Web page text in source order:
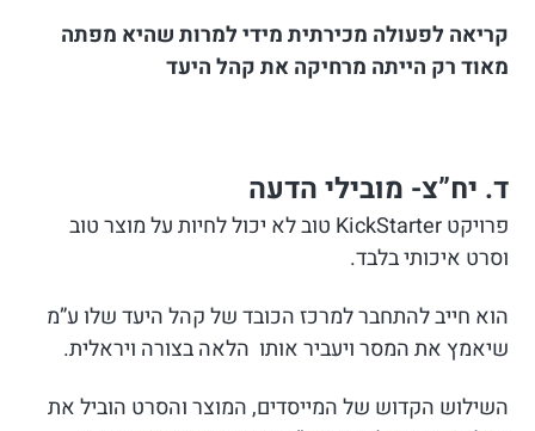
קריאה לפעולה מכירתית מידי למרות שהיא מפתה
מאוד רק הייתה מרחיקה את קהל היעד
ד. יח”צ- מובילי הדעה
פרויקט KickStarter טוב לא יכול לחיות על מוצר טוב
וסרט איכותי בלבד.
הוא חייב להתחבר למרכז הכובד של קהל היעד שלו ע”מ
שיאמץ את המסר ויעביר אותו הלאה בצורה ויראלית.
השילוש הקדוש של המייסדים, המוצר והסרט הוביל את